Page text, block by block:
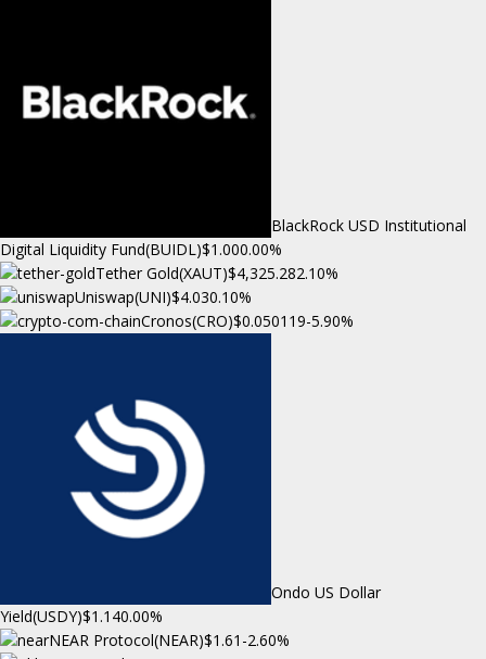
BlackRock USD Institutional
Digital Liquidity Fund(BUIDL)$1.000.00%
Tether Gold(XAUT)$4,325.282.10%
Uniswap(UNI)$4.030.10%
Cronos(CRO)$0.050119-5.90%
Ondo US Dollar
Yield(USDY)$1.140.00%
NEAR Protocol(NEAR)$1.61 -2.60%